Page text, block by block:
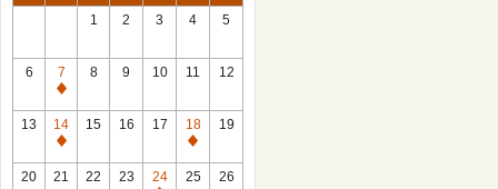
1 2 3 4 5
6
7
休
館
日
8 9 10 11 12
13
14
休
館
15 16 17
18
休
館
19
20 21 22 23
24
25 26